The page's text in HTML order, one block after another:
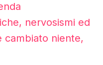
nervosismi ed
niente,